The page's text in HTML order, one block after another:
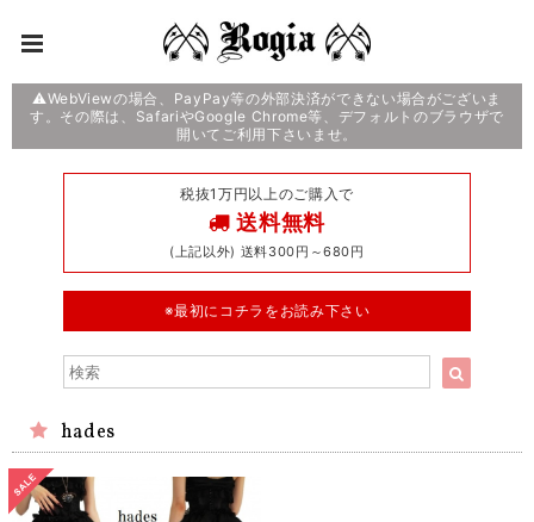
⚠️WebViewの場合、PayPay等の外部決済ができない場合がございま
す。その際は、SafariやGoogle Chrome等、デフォルトのブラウザで
開いてご利用下さいませ。
税抜1万円以上のご購入で
送料無料
(上記以外) 送料300円～680円
※最初にコチラをお読み下さい
hades